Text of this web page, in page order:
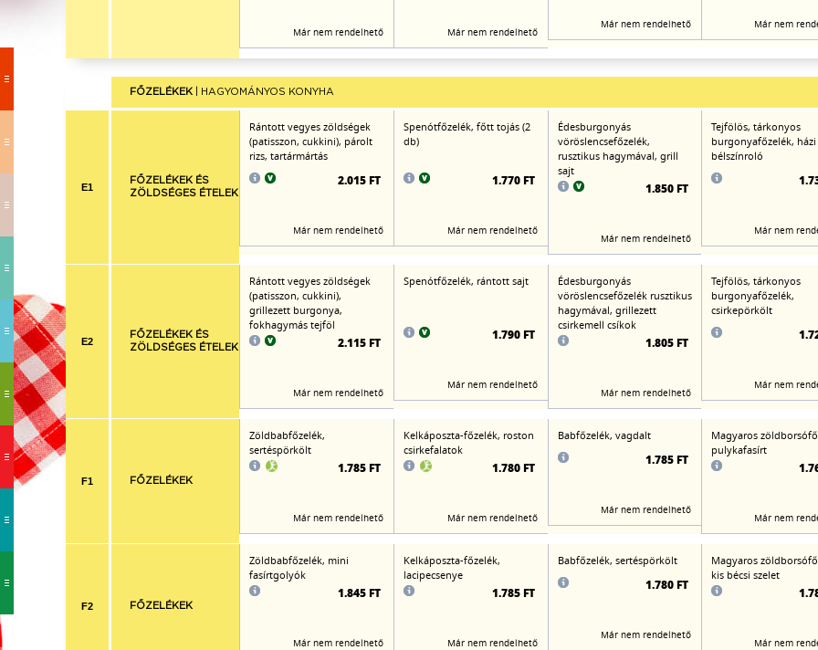
Már nem rendelhető Már nem rendelhető
Már nem rendelhető Már nem
FŐZELÉKEK | HAGYOMÁNYOS KONYHA
E1
FŐZELÉKEK ÉS
ZÖLDSÉGES ÉTELEK
Rántott vegyes zöldségek
(patisszon, cukkini), párolt
rizs, tartármártás
2.015 FT
Már nem rendelhető
Spenótfőzelék, főtt tojás (2
db)
1.770 FT
Már nem rendelhető
Édesburgonyás
vöröslencsefőzelék,
rusztikus hagymával, grill
sajt
1.850 FT
Már nem rendelhető
Tejfölös, tárkonyos
burgonyafőzelék, házi
bélszínroló
Már nem
E2
FŐZELÉKEK ÉS
ZÖLDSÉGES ÉTELEK
Rántott vegyes zöldségek
(patisszon, cukkini),
grillezett burgonya,
fokhagymás tejföl
2.115 FT
Már nem rendelhető
Spenótfőzelék, rántott sajt
1.790 FT
Már nem rendelhető
Édesburgonyás
vöröslencsefőzelék rusztikus
hagymával, grillezett
csirkemell csíkok
1.805 FT
Már nem rendelhető
Tejfölös, tárkonyos
burgonyafőzelék,
csirkepörkölt
Már nem
F1 FŐZELÉKEK
Zöldbabfőzelék,
sertéspörkölt
1.785 FT
Már nem rendelhető
Kelkáposzta-főzelék, roston
csirkefalatok
1.780 FT
Már nem rendelhető
Babfőzelék, vagdalt
1.785 FT
Már nem rendelhető
Magyaros
pulykafasírt
Már nem
F2 FŐZELÉKEK
Zöldbabfőzelék, mini
fasírtgolyók
1.845 FT
Már nem rendelhető
Kelkáposzta-főzelék,
lacipecsenye
1.785 FT
Már nem rendelhető
Babfőzelék, sertéspörkölt
1.780 FT
Már nem rendelhető
Magyaros
kis bécsi szelet
Már nem